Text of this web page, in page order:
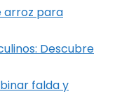
arroz para
Descubre
falda y